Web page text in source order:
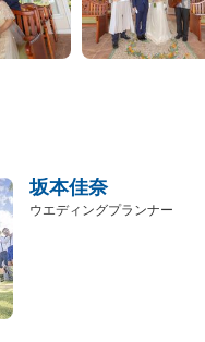
坂本佳奈
ウエディングプランナー